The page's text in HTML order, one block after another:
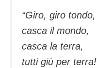
“Giro, giro tondo,
casca il mondo,
casca la terra,
tutti giù per terra!